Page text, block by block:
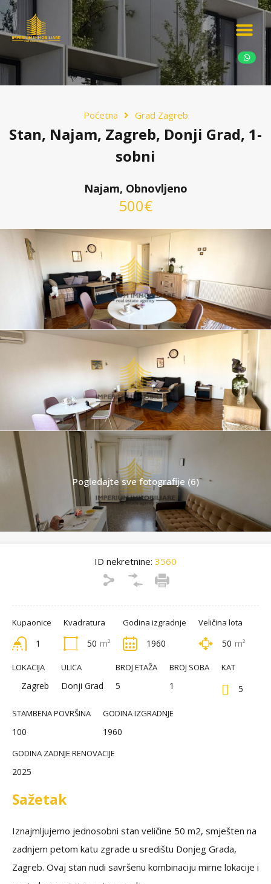
Poćetna Grad Zagreb
Stan, Najam, Zagreb, Donji Grad, 1-
sobni
Najam, Obnovljeno
500€
Pogledajte sve fotografije (6)
ID nekretnine: 3560
Kupaonice
1
Kvadratura
50 m²
Godina izgradnje
1960
Veličina lota
50 m²
LOKACIJA
Zagreb
ULICA
Donji Grad
BROJ ETAŽA
5
BROJ SOBA
1
KAT
5
STAMBENA POVRŠINA
100
GODINA IZGRADNJE
1960
GODINA ZADNJE RENOVACIJE
2025
Sažetak
Iznajmljujemo jednosobni stan veličine 50 m2, smješten na
zadnjem petom katu zgrade u središtu Donjeg Grada,
Zagreb. Ovaj stan nudi savršenu kombinaciju mirne lokacije i